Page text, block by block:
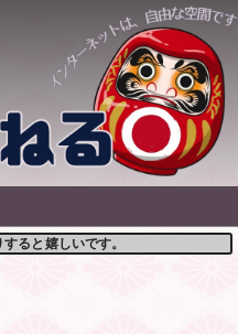
ると嬉しいです。